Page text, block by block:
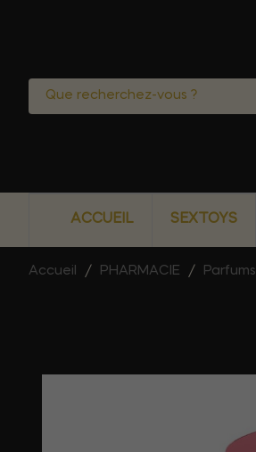
ACCUEIL SEXTOYS
Accueil PHARMACIE Parfums